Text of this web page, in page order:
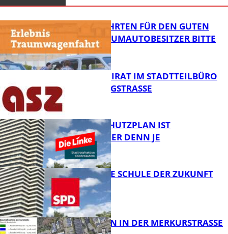
FB News
SPENDENFAHRTEN FÜR DEN GUTEN
ZWECK – TRAUMAUTOBESITZER BITTE
MELDEN!
FB News
SENIORENBEIRAT IM STADTTEILBÜRO
IN DER KÖNIGSTRASSE
FB News
EIN HITZESCHUTZPLAN IST
NOTWENDIGER DENN JE
WIE SIEHT DIE SCHULE DER ZUKUNFT
AUS?
BAUARBEITEN IN DER MERKURSTRASSE